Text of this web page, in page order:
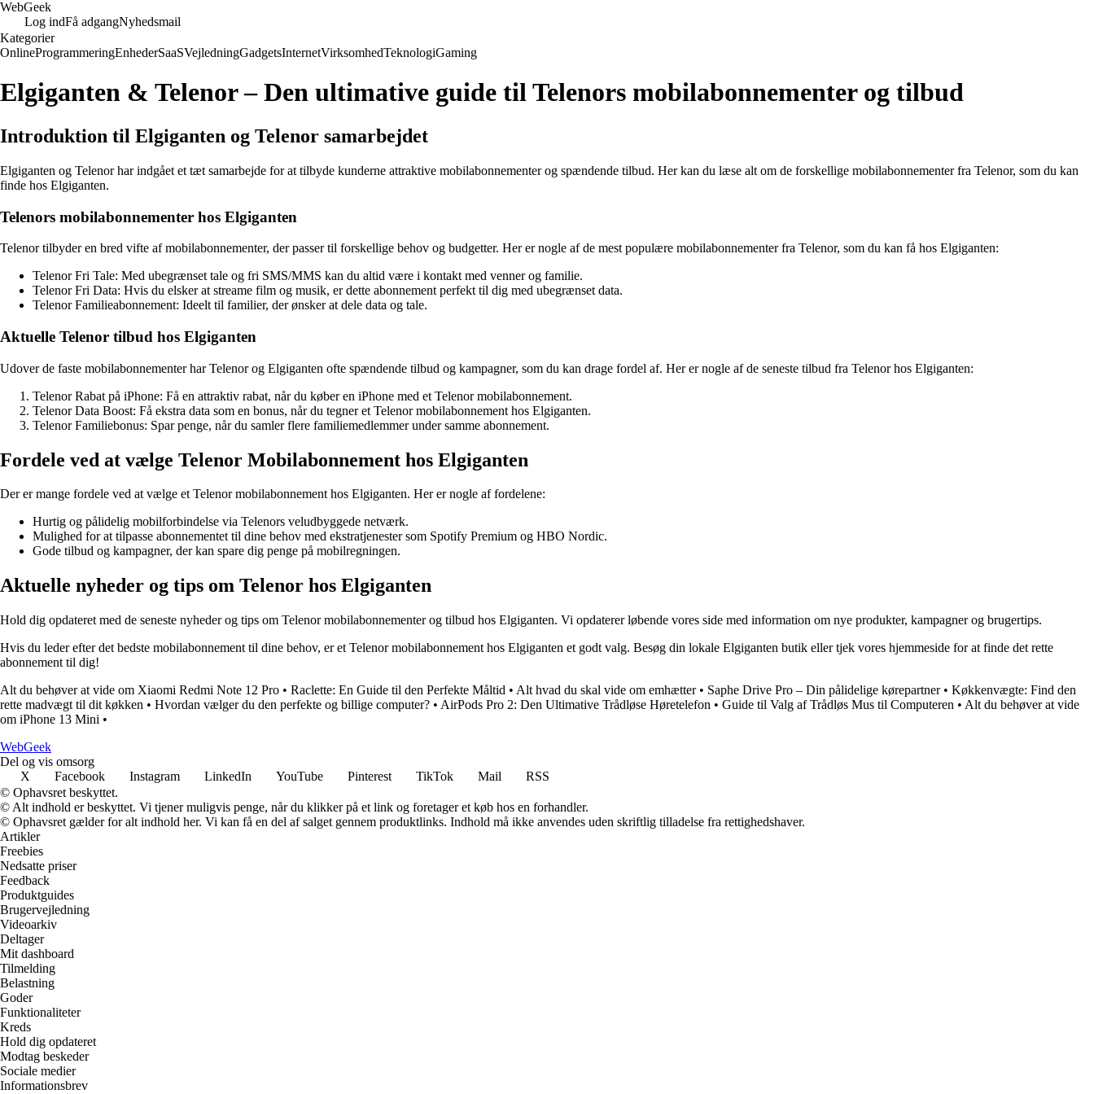
WebGeek
Log indFå adgangNyhedsmail
Kategorier
OnlineProgrammeringEnhederSaaSVejledningGadgetsInternetVirksomhedTeknologiGaming
Elgiganten & Telenor – Den ultimative guide til Telenors mobilabonnementer og tilbud
Introduktion til Elgiganten og Telenor samarbejdet
Elgiganten og Telenor har indgået et tæt samarbejde for at tilbyde kunderne attraktive mobilabonnementer og spændende tilbud. Her kan du læse alt om de forskellige mobilabonnementer fra Telenor, som du kan
finde hos Elgiganten.
Telenors mobilabonnementer hos Elgiganten
Telenor tilbyder en bred vifte af mobilabonnementer, der passer til forskellige behov og budgetter. Her er nogle af de mest populære mobilabonnementer fra Telenor, som du kan få hos Elgiganten:
Telenor Fri Tale: Med ubegrænset tale og fri SMS/MMS kan du altid være i kontakt med venner og familie.
Telenor Fri Data: Hvis du elsker at streame film og musik, er dette abonnement perfekt til dig med ubegrænset data.
Telenor Familieabonnement: Ideelt til familier, der ønsker at dele data og tale.
Aktuelle Telenor tilbud hos Elgiganten
Udover de faste mobilabonnementer har Telenor og Elgiganten ofte spændende tilbud og kampagner, som du kan drage fordel af. Her er nogle af de seneste tilbud fra Telenor hos Elgiganten:
Telenor Rabat på iPhone: Få en attraktiv rabat, når du køber en iPhone med et Telenor mobilabonnement.
Telenor Data Boost: Få ekstra data som en bonus, når du tegner et Telenor mobilabonnement hos Elgiganten.
Telenor Familiebonus: Spar penge, når du samler flere familiemedlemmer under samme abonnement.
Fordele ved at vælge Telenor Mobilabonnement hos Elgiganten
Der er mange fordele ved at vælge et Telenor mobilabonnement hos Elgiganten. Her er nogle af fordelene:
Hurtig og pålidelig mobilforbindelse via Telenors veludbyggede netværk.
Mulighed for at tilpasse abonnementet til dine behov med ekstratjenester som Spotify Premium og HBO Nordic.
Gode tilbud og kampagner, der kan spare dig penge på mobilregningen.
Aktuelle nyheder og tips om Telenor hos Elgiganten
Hold dig opdateret med de seneste nyheder og tips om Telenor mobilabonnementer og tilbud hos Elgiganten. Vi opdaterer løbende vores side med information om nye produkter, kampagner og brugertips.
Hvis du leder efter det bedste mobilabonnement til dine behov, er et Telenor mobilabonnement hos Elgiganten et godt valg. Besøg din lokale Elgiganten butik eller tjek vores hjemmeside for at finde det rette
abonnement til dig!
Alt du behøver at vide om Xiaomi Redmi Note 12 Pro • Raclette: En Guide til den Perfekte Måltid • Alt hvad du skal vide om emhætter• Saphe Drive Pro – Din pålidelige kørepartner• Køkkenvægte: Find den
rette madvægt til dit køkken • Hvordan vælger du den perfekte og billige computer? • AirPods Pro 2: Den Ultimative Trådløse Høretelefon • Guide til Valg af Trådløs Mus til Computeren • Alt du behøver at vide
om iPhone 13 Mini •
WebGeek
Del og vis omsorg
X
Facebook Instagram LinkedIn YouTube Pinterest TikTok Mail
RSS
© Ophavsret beskyttet.
© Alt indhold er beskyttet. Vi tjener muligvis penge, når du klikker på et link og foretager et køb hos en forhandler.
© Ophavsret gælder for alt indhold her. Vi kan få en del af salget gennem produktlinks. Indhold må ikke anvendes uden skriftlig tilladelse fra rettighedshaver.
Artikler
Freebies
Nedsatte priser
Feedback
Produktguides
Brugervejledning
Videoarkiv
Deltager
Mit dashboard
Tilmelding
Belastning
Goder
Funktionaliteter
Kreds
Hold dig opdateret
Modtag beskeder
Sociale medier
Informationsbrev